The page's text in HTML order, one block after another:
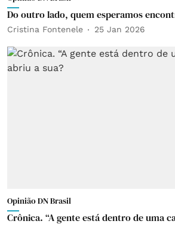
Do outro lado, quem esperamos
Cristina Fontenele 25 Jan 2026
Opinião DN Brasil
Crônica. “A gente está dentro de uma